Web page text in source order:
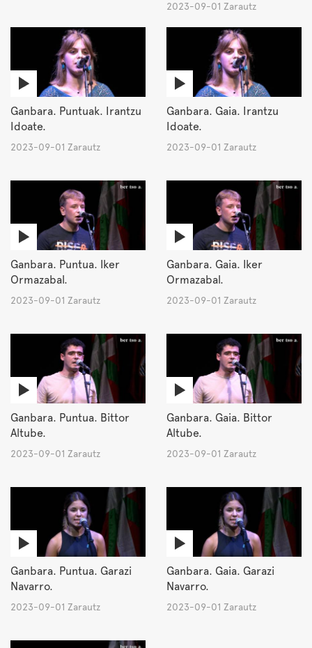
2023-09-01 Zarautz
Ganbara. Puntuak. Irantzu
Idoate.
2023-09-01 Zarautz
Ganbara. Gaia. Irantzu
Idoate.
2023-09-01 Zarautz
Ganbara. Puntua. Iker
Ormazabal.
2023-09-01 Zarautz
Ganbara. Gaia. Iker
Ormazabal.
2023-09-01 Zarautz
Ganbara. Puntua. Bittor
Altube.
2023-09-01 Zarautz
Ganbara. Gaia. Bittor
Altube.
2023-09-01 Zarautz
Ganbara. Puntua. Garazi
Navarro.
2023-09-01 Zarautz
Ganbara. Gaia. Garazi
Navarro.
2023-09-01 Zarautz